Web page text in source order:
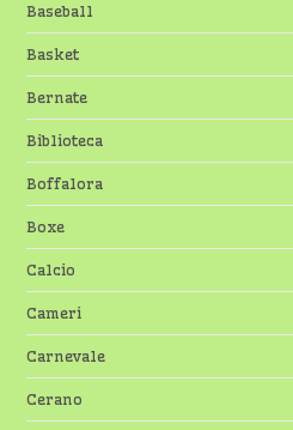
Baseball
Basket
Bernate
Biblioteca
Boffalora
Boxe
Calcio
Cameri
Carnevale
Cerano